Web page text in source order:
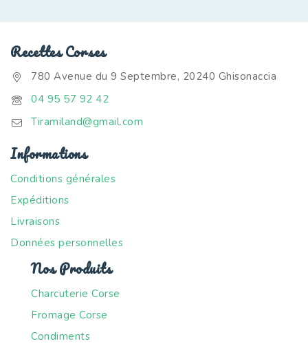
Recettes Corses
780 Avenue du 9 Septembre, 20240 Ghisonaccia
04 95 57 92 42
Tiramiland@gmail.com
Informations
Conditions générales
Expéditions
Livraisons
Données personnelles
Nos Produits
Charcuterie Corse
Fromage Corse
Condiments